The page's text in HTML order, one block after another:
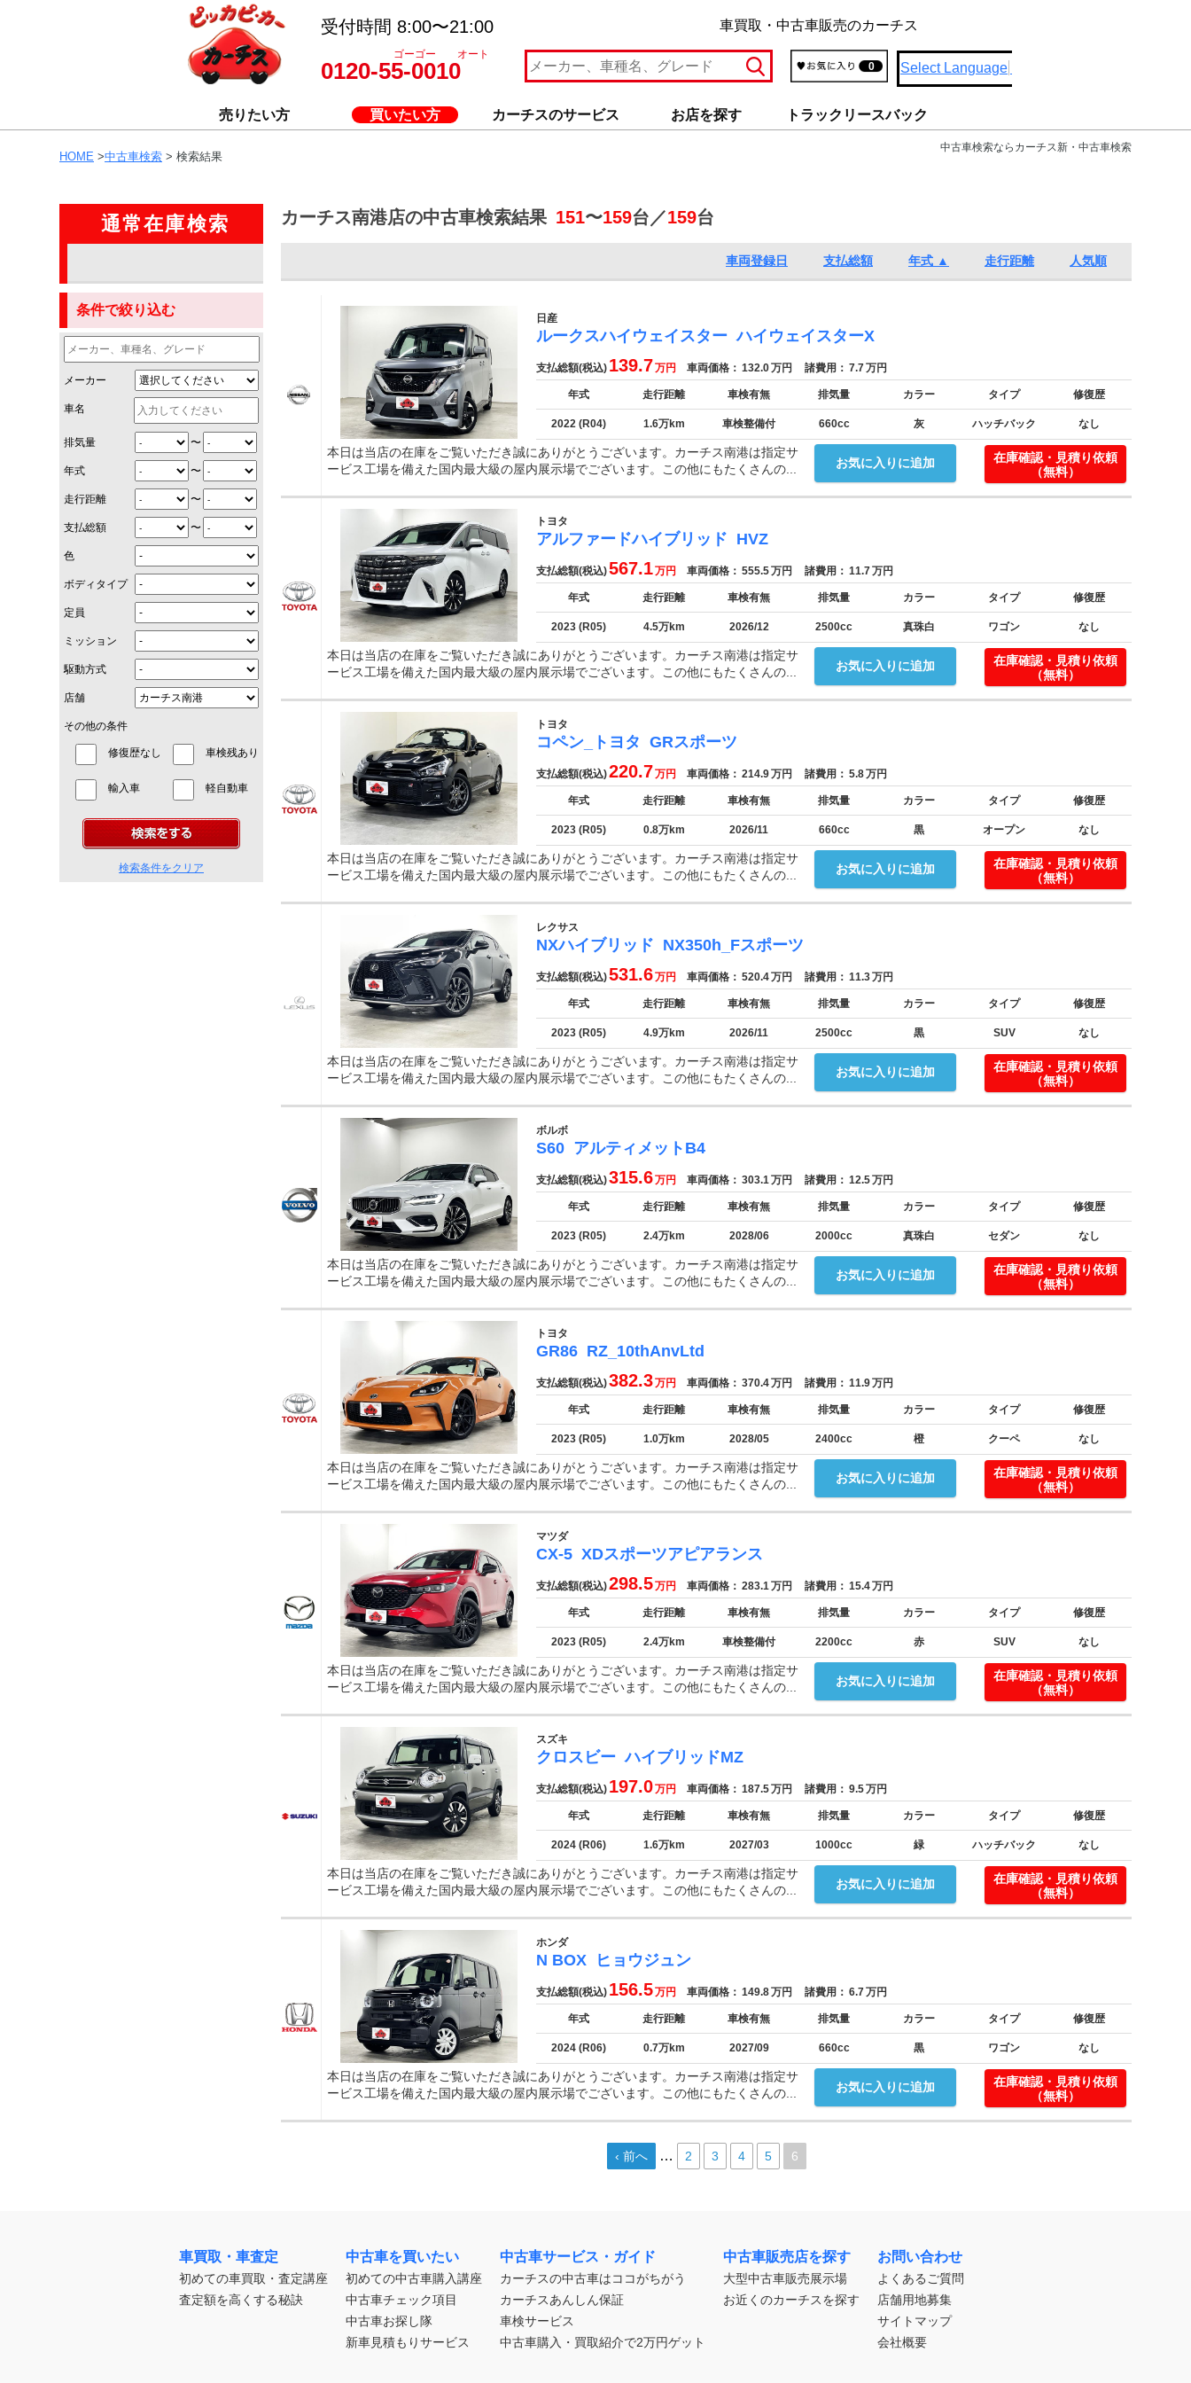
受付時間 8:00〜21:00
ゴーゴー オート
0120-55-0010
車買取・中古車販売のカーチス
0 Select Language
売りたい方 買いたい方 カーチスのサービス お店を探す トラックリースバック
中古車検索ならカーチス新・中古車検索
HOME >中古車検索 > 検索結果
通常在庫検索
条件で絞り込む
メーカー
車名
排気量 〜
年式 〜
走行距離 〜
支払総額 〜
色
ボディタイプ
定員
ミッション
駆動方式
店舗
その他の条件
修復歴なし 車検残あり
輸入車 軽自動車
検索条件をクリア
カーチス南港店の中古車検索結果 151〜159台／159台
車両登録日 支払総額 年式 ▲ 走行距離 人気順
日産
ルークスハイウェイスター ハイウェイスターX
支払総額(税込) 139.7万円 車両価格： 132.0万円 諸費用： 7.7万円
年式 走行距離 車検有無 排気量 カラー タイプ 修復歴
2022 (R04) 1.6万km 車検整備付 660cc 灰 ハッチバック なし
お気に入りに追加
本日は当店の在庫をご覧いただき誠にありがとうございます。カーチス南港は指定サ
ービス工場を備えた国内最大級の屋内展示場でございます。この他にもたくさんの...
在庫確認・見積り依頼
（無料）
トヨタ
アルファードハイブリッド HVZ
支払総額(税込)567.1万円 車両価格： 555.5万円 諸費用： 11.7万円
年式 走行距離 車検有無 排気量 カラー タイプ 修復歴
2023 (R05) 4.5万km 2026/12 2500cc 真珠白 ワゴン なし
お気に入りに追加
本日は当店の在庫をご覧いただき誠にありがとうございます。カーチス南港は指定サ
ービス工場を備えた国内最大級の屋内展示場でございます。この他にもたくさんの...
在庫確認・見積り依頼
（無料）
トヨタ
コペン_トヨタ GRスポーツ
支払総額(税込)220.7万円 車両価格： 214.9万円 諸費用： 5.8万円
年式 走行距離 車検有無 排気量 カラー タイプ 修復歴
2023 (R05) 0.8万km 2026/11 660cc 黒 オープン なし
お気に入りに追加
本日は当店の在庫をご覧いただき誠にありがとうございます。カーチス南港は指定サ
ービス工場を備えた国内最大級の屋内展示場でございます。この他にもたくさんの...
在庫確認・見積り依頼
（無料）
レクサス
NXハイブリッド NX350h_Fスポーツ
支払総額(税込)531.6万円 車両価格： 520.4万円 諸費用： 11.3万円
年式 走行距離 車検有無 排気量 カラー タイプ 修復歴
2023 (R05) 4.9万km 2026/11 2500cc 黒 SUV なし
お気に入りに追加
本日は当店の在庫をご覧いただき誠にありがとうございます。カーチス南港は指定サ
ービス工場を備えた国内最大級の屋内展示場でございます。この他にもたくさんの...
在庫確認・見積り依頼
（無料）
ボルボ
S60 アルティメットB4
支払総額(税込)315.6万円 車両価格： 303.1万円 諸費用： 12.5万円
年式 走行距離 車検有無 排気量 カラー タイプ 修復歴
2023 (R05) 2.4万km 2028/06 2000cc 真珠白 セダン なし
お気に入りに追加
本日は当店の在庫をご覧いただき誠にありがとうございます。カーチス南港は指定サ
ービス工場を備えた国内最大級の屋内展示場でございます。この他にもたくさんの...
在庫確認・見積り依頼
（無料）
トヨタ
GR86 RZ_10thAnvLtd
支払総額(税込)382.3万円 車両価格： 370.4万円 諸費用： 11.9万円
年式 走行距離 車検有無 排気量 カラー タイプ 修復歴
2023 (R05) 1.0万km 2028/05 2400cc 橙 クーペ なし
お気に入りに追加
本日は当店の在庫をご覧いただき誠にありがとうございます。カーチス南港は指定サ
ービス工場を備えた国内最大級の屋内展示場でございます。この他にもたくさんの...
在庫確認・見積り依頼
（無料）
マツダ
CX-5 XDスポーツアピアランス
支払総額(税込)298.5万円 車両価格： 283.1万円 諸費用： 15.4万円
年式 走行距離 車検有無 排気量 カラー タイプ 修復歴
2023 (R05) 2.4万km 車検整備付 2200cc 赤 SUV なし
お気に入りに追加
本日は当店の在庫をご覧いただき誠にありがとうございます。カーチス南港は指定サ
ービス工場を備えた国内最大級の屋内展示場でございます。この他にもたくさんの...
在庫確認・見積り依頼
（無料）
スズキ
クロスビー ハイブリッドMZ
支払総額(税込) 197.0万円 車両価格： 187.5万円 諸費用： 9.5万円
年式 走行距離 車検有無 排気量 カラー タイプ 修復歴
2024 (R06) 1.6万km 2027/03 1000cc 緑 ハッチバック なし
お気に入りに追加
本日は当店の在庫をご覧いただき誠にありがとうございます。カーチス南港は指定サ
ービス工場を備えた国内最大級の屋内展示場でございます。この他にもたくさんの...
在庫確認・見積り依頼
（無料）
ホンダ
N BOX ヒョウジュン
支払総額(税込) 156.5万円 車両価格： 149.8万円 諸費用： 6.7万円
年式 走行距離 車検有無 排気量 カラー タイプ 修復歴
2024 (R06) 0.7万km 2027/09 660cc 黒 ワゴン なし
お気に入りに追加
本日は当店の在庫をご覧いただき誠にありがとうございます。カーチス南港は指定サ
ービス工場を備えた国内最大級の屋内展示場でございます。この他にもたくさんの...
在庫確認・見積り依頼
（無料）
‹ 前へ … 2 3 4 5 6
車買取・車査定
初めての車買取・査定講座
査定額を高くする秘訣
中古車を買いたい
初めての中古車購入講座
中古車チェック項目
中古車お探し隊
新車見積もりサービス
中古車サービス・ガイド
カーチスの中古車はココがちがう
カーチスあんしん保証
車検サービス
中古車購入・買取紹介で2万円ゲット
中古車販売店を探す
大型中古車販売展示場
お近くのカーチスを探す
お問い合わせ
よくあるご質問
店舗用地募集
サイトマップ
会社概要